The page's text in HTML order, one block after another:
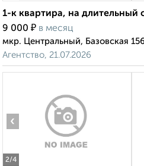
1-к квартира, на длительный
9 000 ₽ в месяц
мкр. Центральный, Базовская
Агентство, 21.07.2026
2/4
‹